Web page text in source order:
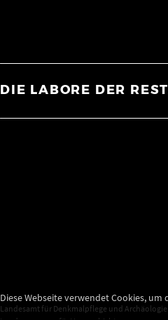
Diese Webseite verwendet Cookies,
DIE LABORE DER
Landesamt für Denkmalpflege und